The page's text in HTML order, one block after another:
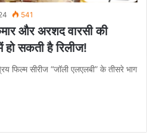
541
और अरशद वारसी की
सकती है रिलीज!
फिल्म सीरीज “जॉली एलएलबी” के तीसरे भाग